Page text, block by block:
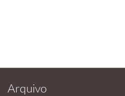
Arquivo